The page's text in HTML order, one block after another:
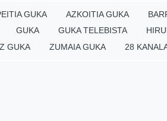
GUKA AZKOITIA GUKA
GUKA GUKA TELEBISTA
GUKA ZUMAIA GUKA 28